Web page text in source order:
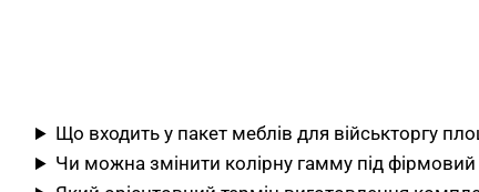
Що входить у пакет меблів для військторгу
Чи можна змінити колірну гамму під